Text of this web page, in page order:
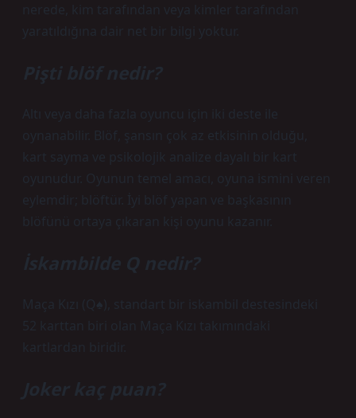
nerede, kim tarafından veya kimler tarafından
yaratıldığına dair net bir bilgi yoktur.
Pişti blöf nedir?
Altı veya daha fazla oyuncu için iki deste ile
oynanabilir. Blöf, şansın çok az etkisinin olduğu,
kart sayma ve psikolojik analize dayalı bir kart
oyunudur. Oyunun temel amacı, oyuna ismini veren
eylemdir; blöftür. İyi blöf yapan ve başkasının
blöfünü ortaya çıkaran kişi oyunu kazanır.
İskambilde Q nedir?
Maça Kızı (Q♠), standart bir iskambil destesindeki
52 karttan biri olan Maça Kızı takımındaki
kartlardan biridir.
Joker kaç puan?